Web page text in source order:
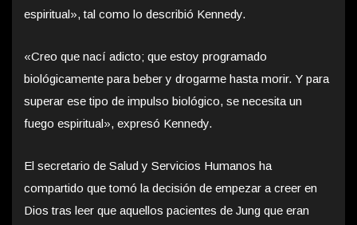
espiritual», tal como lo describió Kennedy.
«Creo que nací adicto; que estoy programado
biológicamente para beber y drogarme hasta morir. Y para
superar ese tipo de impulso biológico, se necesita un
fuego espiritual», expresó Kennedy.
El secretario de Salud y Servicios Humanos ha
compartido que tomó la decisión de empezar a creer en
Dios tras leer que aquellos pacientes de Jung que eran